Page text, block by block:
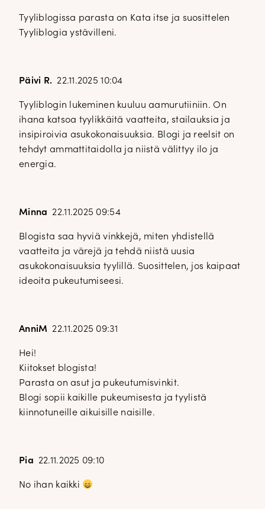
Tyyliblogissa parasta on Kata itse ja suosittelen
Tyyliblogia ystävilleni.
Päivi R. 22.11.2025 10:04
Tyyliblogin lukeminen kuuluu aamurutiiniin. On
ihana katsoa tyylikkäitä vaatteita, stailauksia ja
insipiroivia asukokonaisuuksia. Blogi ja reelsit on
tehdyt ammattitaidolla ja niistä välittyy ilo ja
energia.
Minna 22.11.2025 09:54
Blogista saa hyviä vinkkejä, miten yhdistellä
vaatteita ja värejä ja tehdä niistä uusia
asukokonaisuuksia tyylillä. Suosittelen, jos kaipaat
ideoita pukeutumiseesi.
AnniM 22.11.2025 09:31
Hei!
Kiitokset blogista!
Parasta on asut ja pukeutumisvinkit.
Blogi sopii kaikille pukeumisesta ja tyylistä
kiinnotuneille aikuisille naisille.
Pia 22.11.2025 09:10
No ihan kaikki